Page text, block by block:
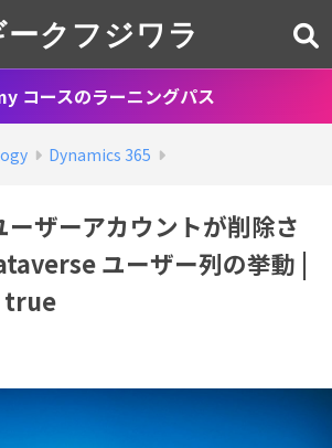
ークフジワラ
コースのラーニングパス
Dynamics 365
ザーアカウントが削除さ
ユーザー列の挙動 |
true